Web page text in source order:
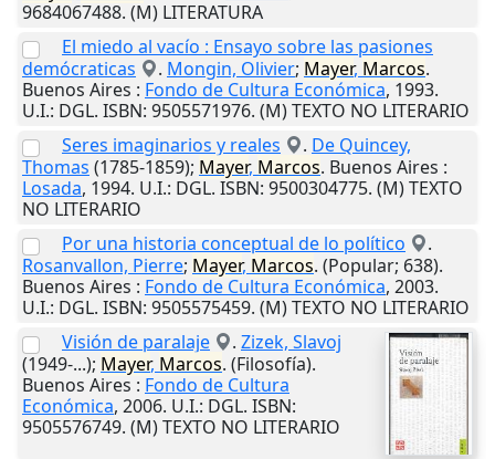
9684067488. (M) LITERATURA
El miedo al vacío : Ensayo sobre las pasiones
demócraticas
. Mongin, Olivier; Mayer, Marcos.
Buenos Aires : Fondo de Cultura Económica, 1993.
U.I.: DGL. ISBN: 9505571976. (M) TEXTO NO LITERARIO
Seres imaginarios y reales
. De Quincey,
Thomas (1785-1859); Mayer, Marcos. Buenos Aires :
Losada, 1994. U.I.: DGL. ISBN: 9500304775. (M) TEXTO
NO LITERARIO
Por una historia conceptual de lo político
.
Rosanvallon, Pierre; Mayer, Marcos. (Popular; 638).
Buenos Aires : Fondo de Cultura Económica, 2003.
U.I.: DGL. ISBN: 9505575459. (M) TEXTO NO LITERARIO
Visión de paralaje
. Zizek, Slavoj
(1949-...); Mayer, Marcos. (Filosofía).
Buenos Aires : Fondo de Cultura
Económica, 2006. U.I.: DGL. ISBN:
9505576749. (M) TEXTO NO LITERARIO